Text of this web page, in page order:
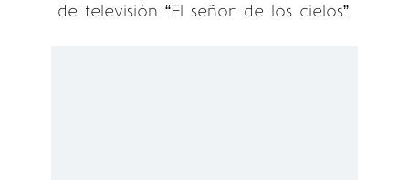
de televisión “El señor de los cielos”.